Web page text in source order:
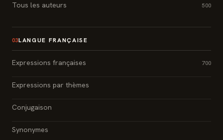
Tous les auteurs 500
03LANGUE FRANÇAISE
Expressions françaises 700
Expressions par thèmes
Conjugaison
Synonymes